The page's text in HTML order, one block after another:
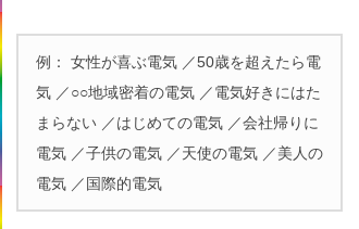
例： 女性が喜ぶ電気 ／50歳を超えたら電
気 ／○○地域密着の電気 ／電気好きにはた
まらない ／はじめての電気 ／会社帰りに
電気 ／子供の電気 ／天使の電気 ／美人の
電気 ／国際的電気